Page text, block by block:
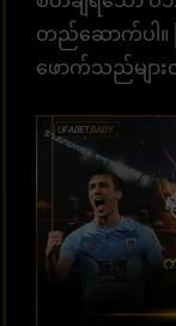
တည်ဆောက်ပါ။
ဖောက်သည်မျ